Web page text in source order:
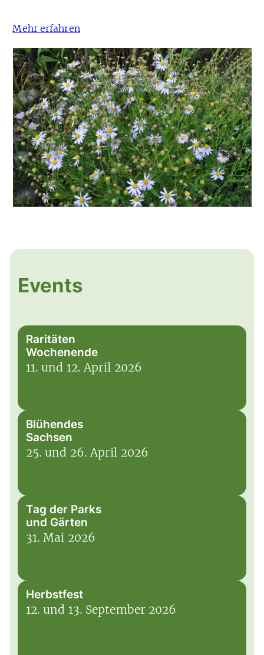
Mehr erfahren
Events
Raritäten
Wochenende
11. und 12. April 2026
Blühendes
Sachsen
25. und 26. April 2026
Tag der Parks
und Gärten
31. Mai 2026
Herbstfest
12. und 13. September 2026